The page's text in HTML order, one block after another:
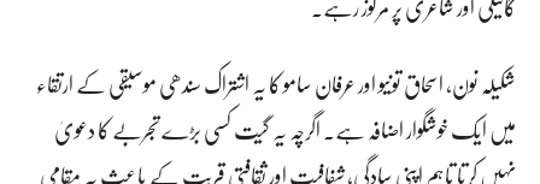
شکیلہ نون، اسحاق تونیو اور عرفان سامو کا یہ اشتراک سندھی موسیقی کے ارتقاء
میں ایک خوشگوار اضافہ ہے۔ اگرچہ یہ گیت کسی بڑے تجربے کا دعویٰ